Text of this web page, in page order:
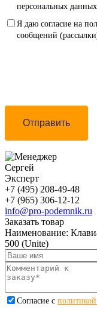
персональных данных.
Я даю согласие на
сообщений
Отправить
Сергей
Эксперт
+7 (495) 208-49-48
+7 (965) 306-12-12
info@pro-podemnik.ru
Заказать товар
Наименование:
500 (Unite)
Cогласие с